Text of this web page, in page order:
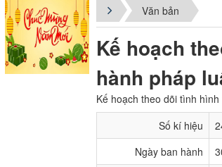
Văn bản
Kế hoạch
hành pháp
Kế hoạch theo dõi tình
Số kí hiệu
Ngày ban hành